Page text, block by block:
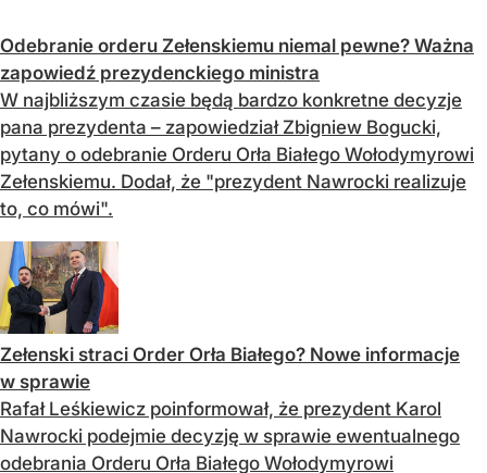
Odebranie orderu Zełenskiemu niemal pewne? Ważna
zapowiedź prezydenckiego ministra
W najbliższym czasie będą bardzo konkretne decyzje
pana prezydenta – zapowiedział Zbigniew Bogucki,
pytany o odebranie Orderu Orła Białego Wołodymyrowi
Zełenskiemu. Dodał, że "prezydent Nawrocki realizuje
to, co mówi".
Zełenski straci Order Orła Białego? Nowe informacje
w sprawie
Rafał Leśkiewicz poinformował, że prezydent Karol
Nawrocki podejmie decyzję w sprawie ewentualnego
odebrania Orderu Orła Białego Wołodymyrowi